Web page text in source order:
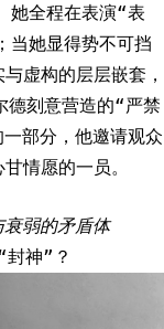
她全程在表演“表
当她显得势不可挡
虚构的层层嵌套，
德刻意营造的“严禁
部分，他邀请观众
情愿的一员。
弱的矛盾体
神”？